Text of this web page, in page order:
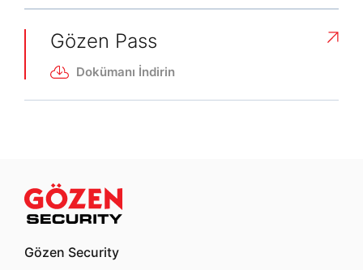
Gözen Pass
Dokümanı İndirin
Gözen Security